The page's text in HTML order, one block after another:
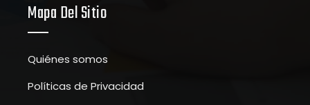
Mapa Del Sitio
Quiénes somos
Políticas de Privacidad